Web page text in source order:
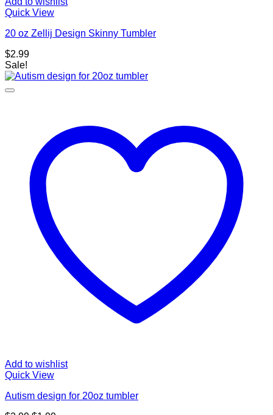
Quick View
20 oz Zellij Design Skinny Tumbler
$2.99
Sale!
Add to wishlist
Quick View
Autism design for 20oz tumbler